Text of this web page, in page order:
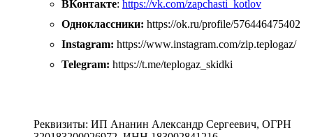
ВКонтакте: https://vk.com/zapchasti_kotlov
Одноклассники: https://ok.ru/profile/576446475402
Instagram: https://www.instagram.com/zip.teplogaz/
Telegram: https://t.me/teplogaz_skidki
Реквизиты: ИП Ананин Александр Сергеевич, ОГРН